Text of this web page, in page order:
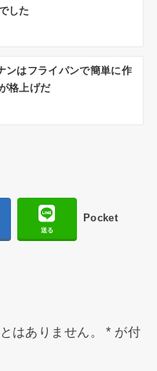
した
ンはフライパンで簡単に作
格上げだ
送る
Pocket
はありません。 * が付